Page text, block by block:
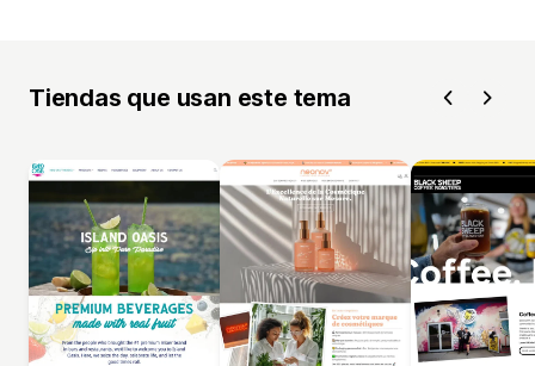
Tiendas que usan este tema